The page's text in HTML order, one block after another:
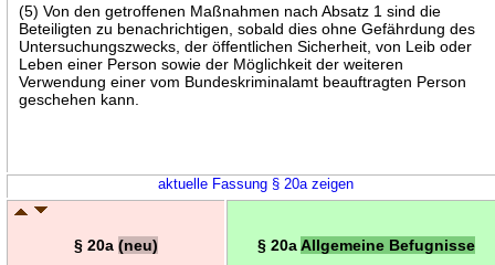
(5) Von den getroffenen Maßnahmen nach Absatz 1 sind die
Beteiligten zu benachrichtigen, sobald dies ohne Gefährdung des
Untersuchungszwecks, der öffentlichen Sicherheit, von Leib oder
Leben einer Person sowie der Möglichkeit der weiteren
Verwendung einer vom Bundeskriminalamt beauftragten Person
geschehen kann.
aktuelle Fassung § 20a zeigen
§ 20a(neu) § 20aAllgemeine Befugnisse